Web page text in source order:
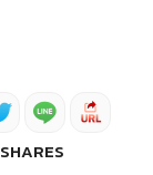
SHARES